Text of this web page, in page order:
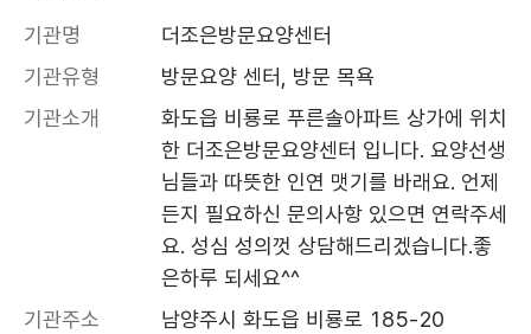
기관명
더조은방문요양센터
기관유형
방문요양 센터, 방문 목욕
기관소개
화도읍 비룡로 푸른솔아파트 상가에 위치
한 더조은방문요양센터 입니다. 요양선생
님들과 따뜻한 인연 맷기를 바래요. 언제
든지 필요하신 문의사항 있으면 연락주세
요. 성심 성의껏 상담해드리겠습니다.좋
은하루 되세요^^
기관주소
남양주시 화도읍 비룡로 185-20